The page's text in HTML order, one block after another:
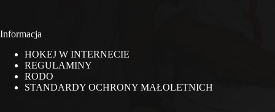
Informacja
HOKEJ W INTERNECIE
REGULAMINY
RODO
STANDARDY OCHRONY MAŁOLETNICH